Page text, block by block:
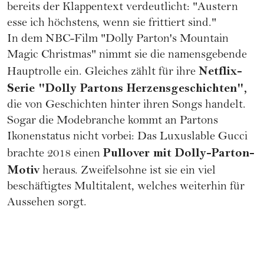
bereits der Klappentext verdeutlicht: "Austern
esse ich höchstens, wenn sie frittiert sind."
In dem NBC-Film "Dolly Parton's Mountain
Magic Christmas" nimmt sie die namensgebende
Hauptrolle ein. Gleiches zählt für ihre Netflix-
Serie "Dolly Partons Herzensgeschichten",
die von Geschichten hinter ihren Songs handelt.
Sogar die Modebranche kommt an Partons
Ikonenstatus nicht vorbei: Das Luxuslable Gucci
brachte 2018 einen Pullover mit Dolly-Parton-
Motivheraus. Zweifelsohne ist sie ein viel
beschäftigtes Multitalent, welches weiterhin für
Aussehen sorgt.